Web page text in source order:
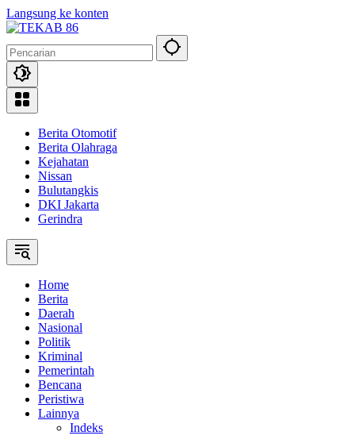
Langsung ke konten
Berita Otomotif
Berita Olahraga
Kejahatan
Nissan
Bulutangkis
DKI Jakarta
Gerindra
Home
Berita
Daerah
Nasional
Politik
Kriminal
Pemerintah
Bencana
Peristiwa
Lainnya
Indeks